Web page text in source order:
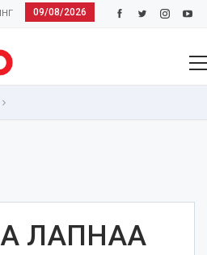
09/08/2026
ЛАПНАА